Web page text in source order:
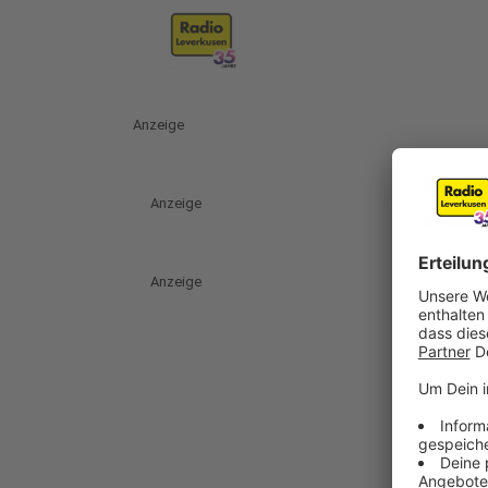
Anzeige
Anzeige
Anzeige